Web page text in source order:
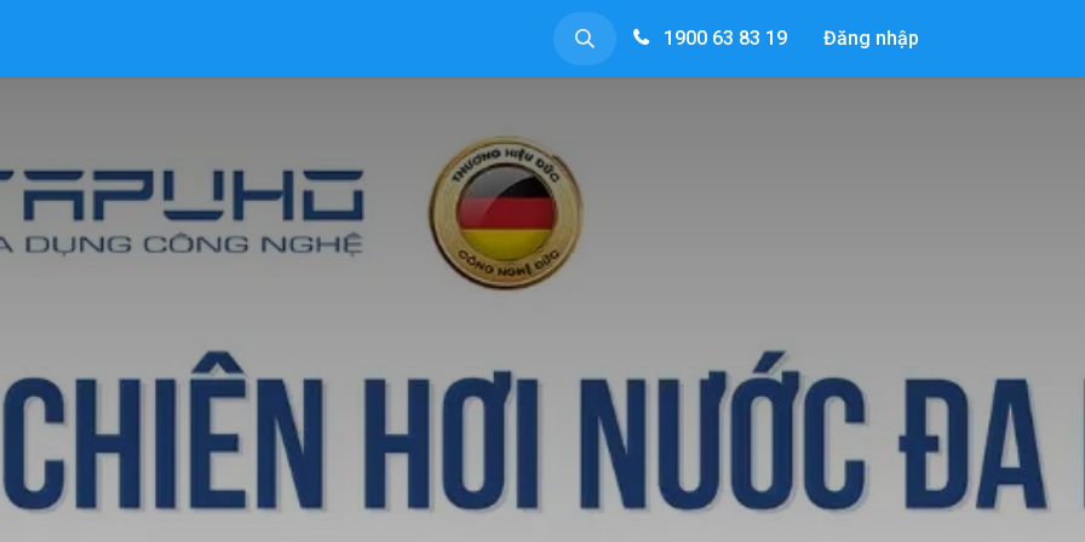
1900 63 83 19 Đăng nhập